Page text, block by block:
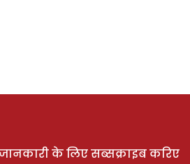
के लिए सब्सक्राइब करिए